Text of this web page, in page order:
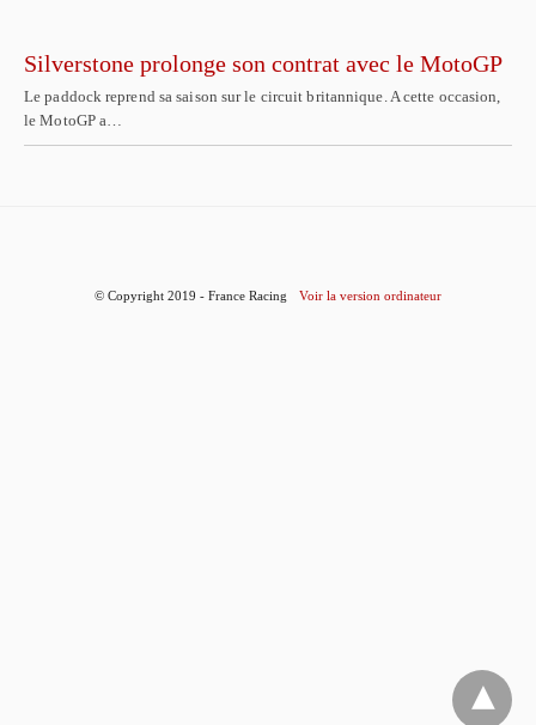
Silverstone prolonge son contrat avec le MotoGP
Le paddock reprend sa saison sur le circuit britannique. A cette occasion,
le MotoGP a…
© Copyright 2019 - France Racing Voir la version ordinateur